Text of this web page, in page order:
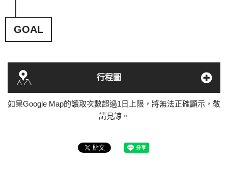
GOAL
行程圖
如果Google Map的讀取次數超過1日上限，將無法正確顯示，敬
請見諒。